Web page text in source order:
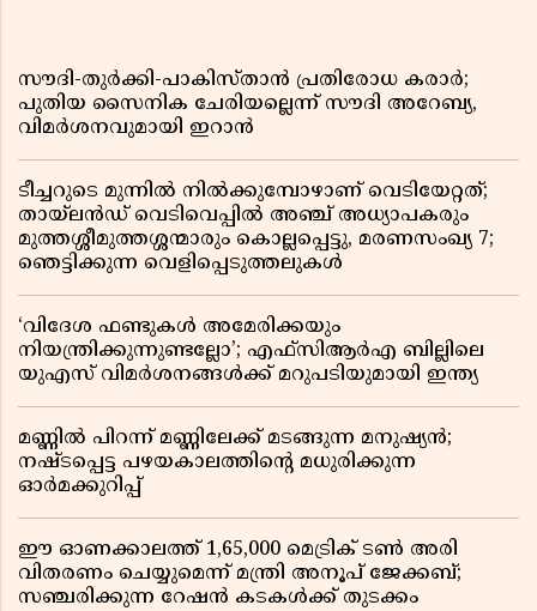
സൗദി-തുർക്കി-പാകിസ്താൻ പ്രതിരോധ കരാർ;
പുതിയ സൈനിക ചേരിയല്ലെന്ന് സൗദി അറേബ്യ,
വിമർശനവുമായി ഇറാൻ
ടീച്ചറുടെ മുന്നിൽ നിൽക്കുമ്പോഴാണ് വെടിയേറ്റത്;
തായ്‌ലൻഡ് വെടിവെപ്പിൽ അഞ്ച് അധ്യാപകരും
മുത്തശ്ശീമുത്തശ്ശന്മാരും കൊല്ലപ്പെട്ടു, മരണസംഖ്യ 7;
ഞെട്ടിക്കുന്ന വെളിപ്പെടുത്തലുകൾ
‘വിദേശ ഫണ്ടുകൾ അമേരിക്കയും
നിയന്ത്രിക്കുന്നുണ്ടല്ലോ’; എഫ്സിആർഎ ബില്ലിലെ
യുഎസ് വിമർശനങ്ങൾക്ക് മറുപടിയുമായി ഇന്ത്യ
മണ്ണിൽ പിറന്ന് മണ്ണിലേക്ക് മടങ്ങുന്ന മനുഷ്യൻ;
നഷ്ടപ്പെട്ട പഴയകാലത്തിൻ്റെ മധുരിക്കുന്ന
ഓർമക്കുറിപ്പ്
ഈ ഓണക്കാലത്ത് 1,65,000 മെട്രിക് ടൺ അരി
വിതരണം ചെയ്യുമെന്ന് മന്ത്രി അനൂപ് ജേക്കബ്;
സഞ്ചരിക്കുന്ന റേഷൻ കടകൾക്ക് തുടക്കം